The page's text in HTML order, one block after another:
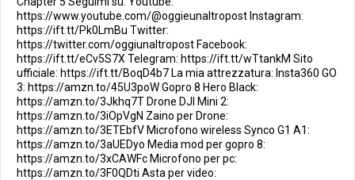
https://www.youtube.com/@oggieunaltropost Instagram:
https://ift.tt/Pk0LmBu Twitter:
https://twitter.com/oggiunaltropost Facebook:
https://ift.tt/eCv5S7X Telegram: https://ift.tt/wTtankM Sito
ufficiale: https://ift.tt/BoqD4b7 La mia attrezzatura: Insta360 GO
3: https://amzn.to/45U3poW Gopro 8 Hero Black:
https://amzn.to/3Jkhq7T Drone DJI Mini 2:
https://amzn.to/3iOpVgN Zaino per Drone:
https://amzn.to/3ETEbfV Microfono wireless Synco G1 A1:
https://amzn.to/3aUEDyo Media mod per gopro 8:
https://amzn.to/3xCAWFc Microfono per pc:
https://amzn.to/3F0QDti Asta per video: